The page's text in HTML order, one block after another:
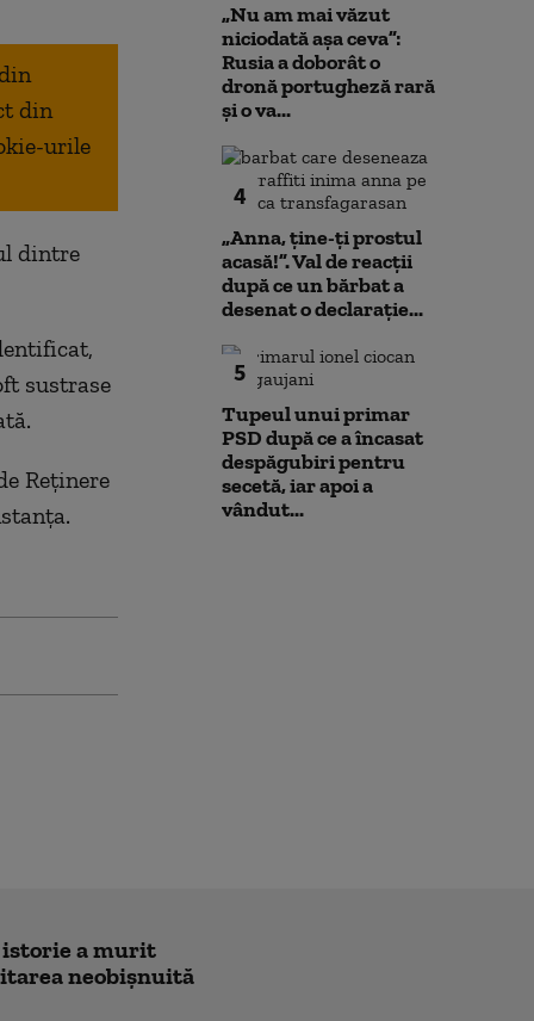
din
urile
dintre
sustrase
Reţinere
„Nu am mai văzut
niciodată așa ceva”:
Rusia a doborât o
dronă portugheză rară
și o va...
4
„Anna, ţine-ţi prostul
acasă!”. Val de reacții
după ce un bărbat a
desenat o declarație...
5
Tupeul unui primar
PSD după ce a încasat
despăgubiri pentru
secetă, iar apoi a
vândut...
istorie a murit
neobișnuită